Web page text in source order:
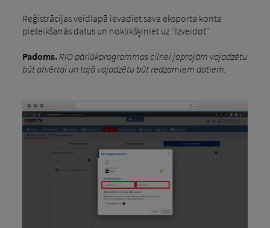
Reģistrācijas veidlapā ievadiet sava eksporta konta
pieteikšanās datus un noklikšķiniet uz "Izveidot".
Padoms.RIO pārlūkprogrammas cilnei joprojām vajadzētu
būt atvērtai un tajā vajadzētu būt redzamiem datiem.